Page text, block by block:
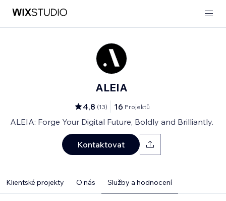
ALEIA
4,8 (13) 16 Projektů
ALEIA: Forge Your Digital Future, Boldly and Brilliantly.
Kontaktovat
Klientské projekty O nás Služby a hodnocení